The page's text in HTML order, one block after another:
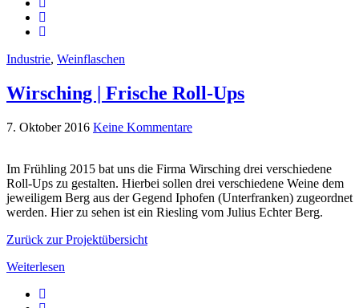
Industrie, Weinflaschen
Wirsching | Frische Roll-Ups
7. Oktober 2016 Keine Kommentare
Im Frühling 2015 bat uns die Firma Wirsching drei verschiedene
Roll-Ups zu gestalten. Hierbei sollen drei verschiedene Weine dem
jeweiligem Berg aus der Gegend Iphofen (Unterfranken) zugeordnet
werden. Hier zu sehen ist ein Riesling vom Julius Echter Berg.
Zurück zur Projektübersicht
Weiterlesen